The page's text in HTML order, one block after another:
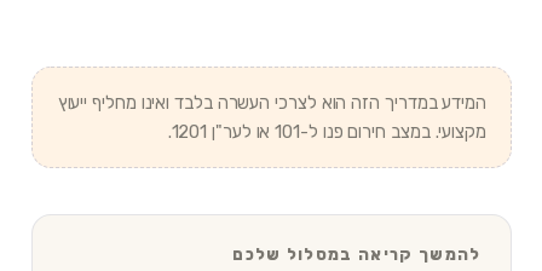
המידע במדריך הזה הוא לצרכי העשרה בלבד ואינו מחליף ייעוץ
מקצועי. במצב חירום פנו ל-101 או לער"ן 1201.
להמשך קריאה במסלול שלכם